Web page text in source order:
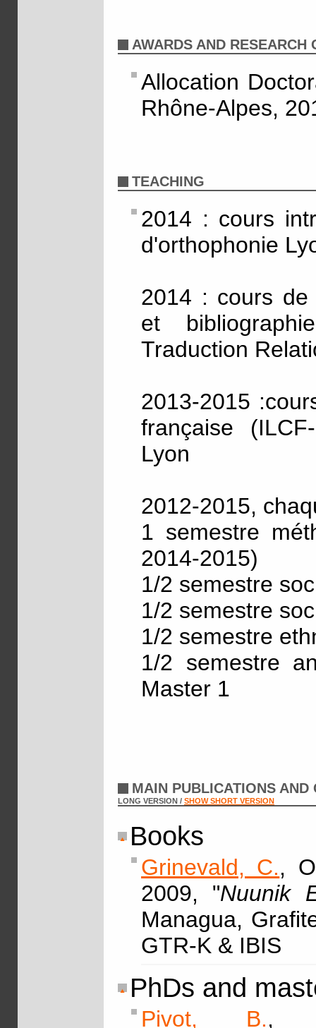
AWARDS AND RESEARCH
Allocation
Rhône-Alpes,
TEACHING
2014 : cours
d'orthophonie
2014 : cours de
et
Traduction
2013-2015
française
Lyon
2012-2015,
1 semestre
2014-2015)
1/2 semestre
1/2 semestre
1/2 semestre
1/2 semestre
Master 1
MAIN PUBLICATIONS AND
LONG VERSION / SHOW SHORT VERSION
Books
Grinevald, C.,
2009, "Nuunik
Managua,
GTR-K & IBIS
PhDs and
Pivot, B.,